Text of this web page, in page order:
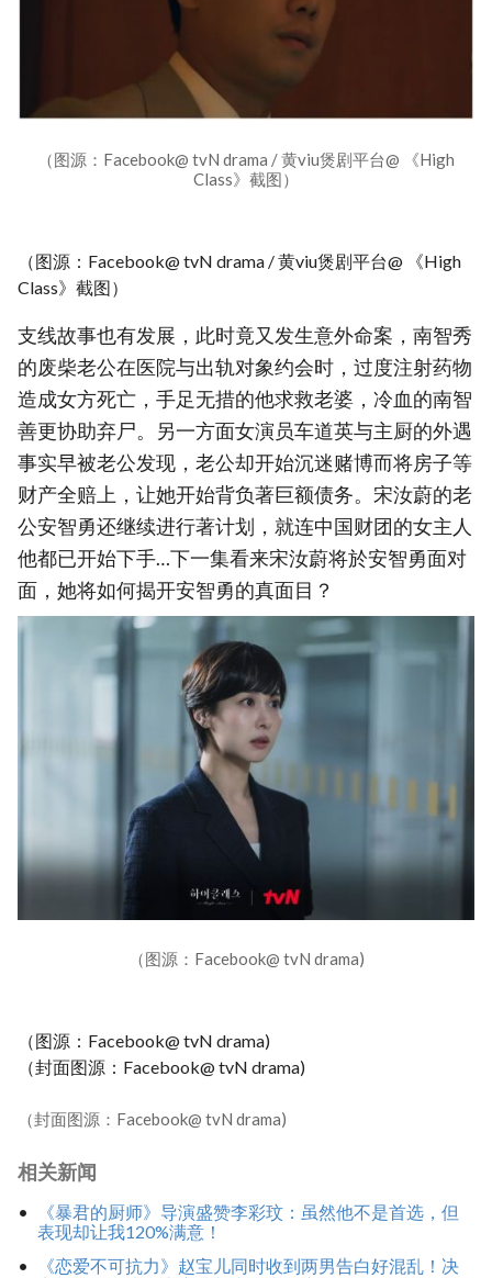
（图源：Facebook@ tvN drama / 黄viu煲剧平台@ 《High
Class》截图）
（图源：Facebook@ tvN drama / 黄viu煲剧平台@ 《High
Class》截图）
支线故事也有发展，此时竟又发生意外命案，南智秀
的废柴老公在医院与出轨对象约会时，过度注射药物
造成女方死亡，手足无措的他求救老婆，冷血的南智
善更协助弃尸。另一方面女演员车道英与主厨的外遇
事实早被老公发现，老公却开始沉迷赌博而将房子等
财产全赔上，让她开始背负著巨额债务。宋汝蔚的老
公安智勇还继续进行著计划，就连中国财团的女主人
他都已开始下手…下一集看来宋汝蔚将於安智勇面对
面，她将如何揭开安智勇的真面目？
（图源：Facebook@ tvN drama)
（图源：Facebook@ tvN drama)
（封面图源：Facebook@ tvN drama)
（封面图源：Facebook@ tvN drama)
相关新闻
《暴君的厨师》导演盛赞李彩玟：虽然他不是首选，但
表现却让我120%满意！
《恋爱不可抗力》赵宝儿同时收到两男告白好混乱！决